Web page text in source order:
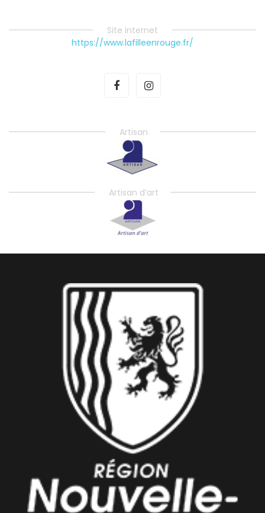
Site internet
https://www.lafilleenrouge.fr/
Artisan
Artisan d’art